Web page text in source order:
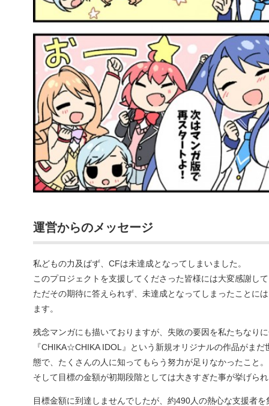
運営からのメッセージ
私どもの力及ばず、CFは未達成となってしまいました。
このプロジェクトを支援してくださった皆様には大変感謝し
ただその期待に答えられず、未達成となってしまったことに
ます。
残念マンガにも描いておりますが、失敗の要因を私たちなり
『CHIKA☆CHIKA IDOL』という新規オリジナルの作品がま
態で、たくさんの人に知ってもらう努力が足りなかったこと。
そして目標の金額が初期段階としては大きすぎた事が挙げら
目標金額に到達しませんでしたが、約490人の熱心な支援者